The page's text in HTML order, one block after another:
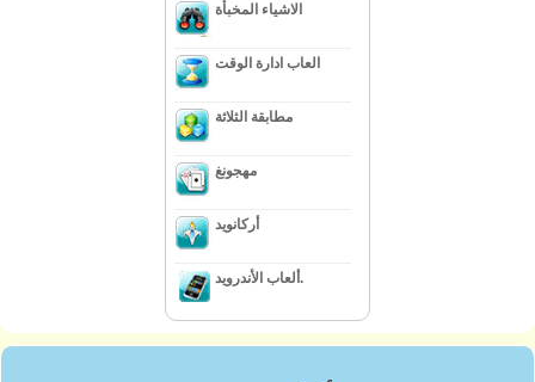
الاشياء المخبأة
العاب ادارة الوقت
مطابقة الثلاثة
مهجونغ
أركانويد
ألعاب الأندرويد.